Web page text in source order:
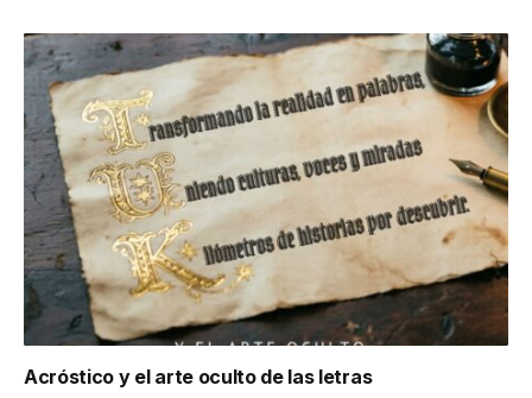
Acróstico y el arte oculto de las letras